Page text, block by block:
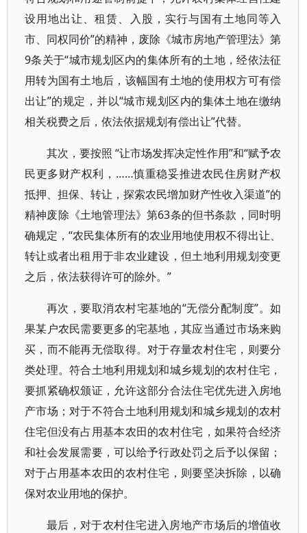
设用地出让、租赁、入股，实行与国有土地同等入
市、同权同价”的精神，废除《城市房地产管理法》第
9条关于“城市规划区内的集体所有的土地，经依法征
用转为国有土地后，该幅国有土地的使用权方可有偿
出让”的规定，并以“城市规划区内的集体土地在缴纳
相关税费之后，依法依据规划有偿出让”代替。
其次，要按照 “让市场发挥决定性作用”和“赋予农
民更多财产权利，……慎重稳妥推进农民住房财产权
抵押、担保、转让，探索农民增加财产性收入渠道”的
精神废除《土地管理法》第63条的但书条款，同时明
确规定，“农民集体所有的农业用地使用权不得出让、
转让或者出租用于非农业建设，但土地利用规划变更
之后，依法获得许可的除外。”
再次，要取消农村宅基地的“无偿分配制度”。如
果某户农民需要更多的宅基地，其应当通过市场来购
买，而不能再无偿取得。对于存量农村住宅，则要分
类处理。符合土地利用规划和城乡规划的农村住宅，
要抓紧确权颁证，允许这部分合法住宅优先进入房地
产市场；对于不符合土地利用规划和城乡规划的农村
住宅但没有占用基本农田的农村住宅，如果符合经济
和社会发展需要，可以给予行政处罚之后予以保留；
对于占用基本农田的农村住宅，则要坚决拆除，以确
保对农业用地的保护。
最后，对于农村住宅进入房地产市场后的增值收